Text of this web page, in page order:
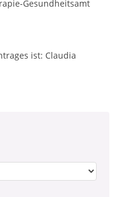
Gesundheitsamt
ist: Claudia